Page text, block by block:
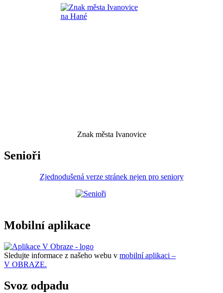
Znak města Ivanovice
Senioři
Zjednodušená verze stránek nejen pro seniory
Mobilní aplikace
Sledujte informace z našeho webu v mobilní aplikaci –
V OBRAZE.
Svoz odpadu